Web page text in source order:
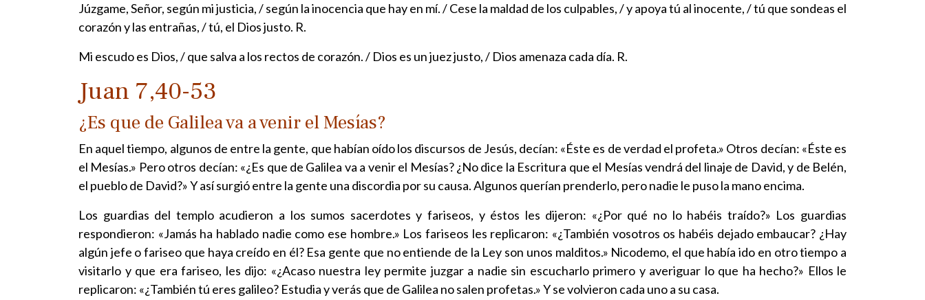
Júzgame, Señor, según mi justicia, / según la inocencia que hay en mí. / Cese la maldad de los culpables, / y apoya tú al inocente, / tú que sondeas el
corazón y las entrañas, / tú, el Dios justo. R.
Mi escudo es Dios, / que salva a los rectos de corazón. / Dios es un juez justo, / Dios amenaza cada día. R.
Juan 7,40-53
¿Es que de Galilea va a venir el Mesías?
En aquel tiempo, algunos de entre la gente, que habían oído los discursos de Jesús, decían: «Éste es de verdad el profeta.» Otros decían: «Éste es
el Mesías.» Pero otros decían: «¿Es que de Galilea va a venir el Mesías? ¿No dice la Escritura que el Mesías vendrá del linaje de David, y de Belén,
el pueblo de David?» Y así surgió entre la gente una discordia por su causa. Algunos querían prenderlo, pero nadie le puso la mano encima.
Los guardias del templo acudieron a los sumos sacerdotes y fariseos, y éstos les dijeron: «¿Por qué no lo habéis traído?» Los guardias
respondieron: «Jamás ha hablado nadie como ese hombre.» Los fariseos les replicaron: «¿También vosotros os habéis dejado embaucar? ¿Hay
algún jefe o fariseo que haya creído en él? Esa gente que no entiende de la Ley son unos malditos.» Nicodemo, el que había ido en otro tiempo a
visitarlo y que era fariseo, les dijo: «¿Acaso nuestra ley permite juzgar a nadie sin escucharlo primero y averiguar lo que ha hecho?» Ellos le
replicaron: «¿También tú eres galileo? Estudia y verás que de Galilea no salen profetas.» Y se volvieron cada uno a su casa.